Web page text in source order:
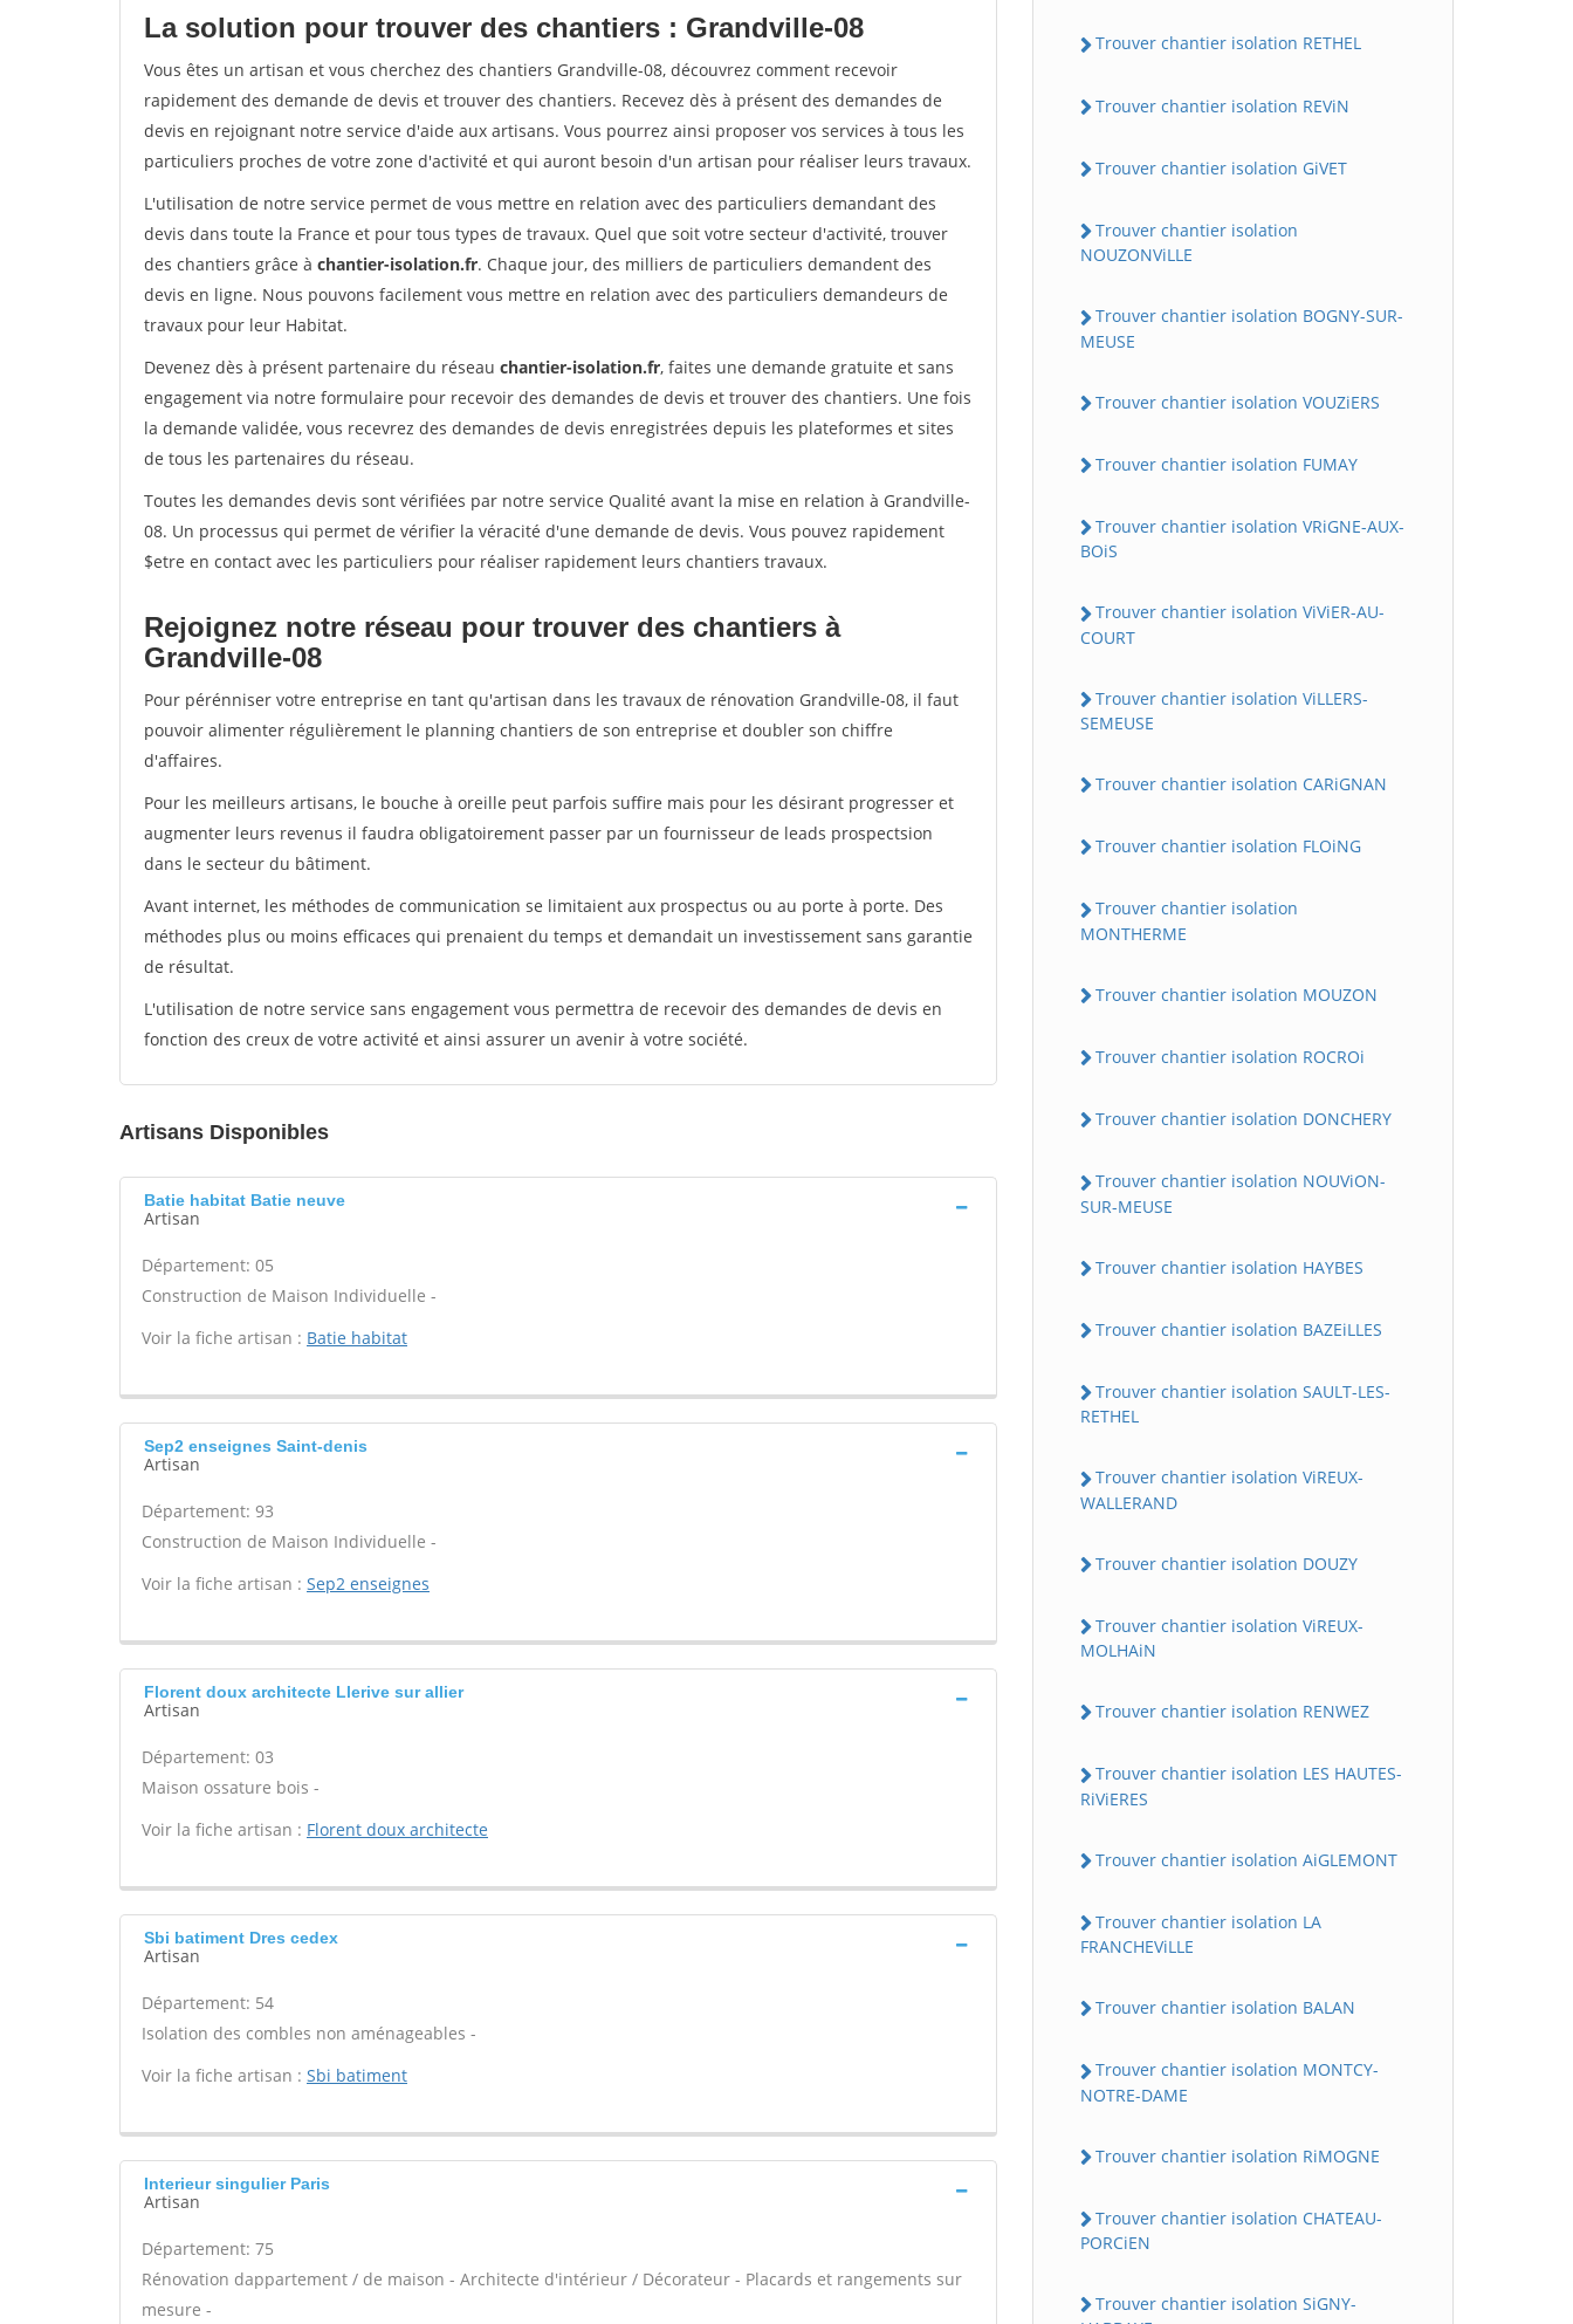
La solution pour trouver des chantiers : Grandville-08
Vous êtes un artisan et vous cherchez des chantiers Grandville-08, découvrez comment recevoir
rapidement des demande de devis et trouver des chantiers. Recevez dès à présent des demandes de
devis en rejoignant notre service d'aide aux artisans. Vous pourrez ainsi proposer vos services à tous les
particuliers proches de votre zone d'activité et qui auront besoin d'un artisan pour réaliser leurs travaux.
L'utilisation de notre service permet de vous mettre en relation avec des particuliers demandant des
devis dans toute la France et pour tous types de travaux. Quel que soit votre secteur d'activité, trouver
des chantiers grâce à chantier-isolation.fr. Chaque jour, des milliers de particuliers demandent des
devis en ligne. Nous pouvons facilement vous mettre en relation avec des particuliers demandeurs de
travaux pour leur Habitat.
Devenez dès à présent partenaire du réseau chantier-isolation.fr, faites une demande gratuite et sans
engagement via notre formulaire pour recevoir des demandes de devis et trouver des chantiers. Une fois
la demande validée, vous recevrez des demandes de devis enregistrées depuis les plateformes et sites
de tous les partenaires du réseau.
Toutes les demandes devis sont vérifiées par notre service Qualité avant la mise en relation à Grandville-
08. Un processus qui permet de vérifier la véracité d'une demande de devis. Vous pouvez rapidement
$etre en contact avec les particuliers pour réaliser rapidement leurs chantiers travaux.
Rejoignez notre réseau pour trouver des chantiers à
Grandville-08
Pour pérénniser votre entreprise en tant qu'artisan dans les travaux de rénovation Grandville-08, il faut
pouvoir alimenter régulièrement le planning chantiers de son entreprise et doubler son chiffre
d'affaires.
Pour les meilleurs artisans, le bouche à oreille peut parfois suffire mais pour les désirant progresser et
augmenter leurs revenus il faudra obligatoirement passer par un fournisseur de leads prospectsion
dans le secteur du bâtiment.
Avant internet, les méthodes de communication se limitaient aux prospectus ou au porte à porte. Des
méthodes plus ou moins efficaces qui prenaient du temps et demandait un investissement sans garantie
de résultat.
L'utilisation de notre service sans engagement vous permettra de recevoir des demandes de devis en
fonction des creux de votre activité et ainsi assurer un avenir à votre société.
Artisans Disponibles
Batie habitat Batie neuve
Artisan
Département: 05
Construction de Maison Individuelle -
Voir la fiche artisan : Batie habitat
Sep2 enseignes Saint-denis
Artisan
Département: 93
Construction de Maison Individuelle -
Voir la fiche artisan : Sep2 enseignes
Florent doux architecte Llerive sur allier
Artisan
Département: 03
Maison ossature bois -
Voir la fiche artisan : Florent doux architecte
Sbi batiment Dres cedex
Artisan
Département: 54
Isolation des combles non aménageables -
Voir la fiche artisan : Sbi batiment
Interieur singulier Paris
Artisan
Département: 75
Rénovation dappartement / de maison - Architecte d'intérieur / Décorateur - Placards et rangements sur
mesure -
Trouver chantier isolation RETHEL
Trouver chantier isolation REViN
Trouver chantier isolation GiVET
Trouver chantier isolation
NOUZONViLLE
Trouver chantier isolation BOGNY-SUR-
MEUSE
Trouver chantier isolation VOUZiERS
Trouver chantier isolation FUMAY
Trouver chantier isolation VRiGNE-AUX-
BOiS
Trouver chantier isolation ViViER-AU-
COURT
Trouver chantier isolation ViLLERS-
SEMEUSE
Trouver chantier isolation CARiGNAN
Trouver chantier isolation FLOiNG
Trouver chantier isolation
MONTHERME
Trouver chantier isolation MOUZON
Trouver chantier isolation ROCROi
Trouver chantier isolation DONCHERY
Trouver chantier isolation NOUViON-
SUR-MEUSE
Trouver chantier isolation HAYBES
Trouver chantier isolation BAZEiLLES
Trouver chantier isolation SAULT-LES-
RETHEL
Trouver chantier isolation ViREUX-
WALLERAND
Trouver chantier isolation DOUZY
Trouver chantier isolation ViREUX-
MOLHAiN
Trouver chantier isolation RENWEZ
Trouver chantier isolation LES HAUTES-
RiViERES
Trouver chantier isolation AiGLEMONT
Trouver chantier isolation LA
FRANCHEViLLE
Trouver chantier isolation BALAN
Trouver chantier isolation MONTCY-
NOTRE-DAME
Trouver chantier isolation RiMOGNE
Trouver chantier isolation CHATEAU-
PORCiEN
Trouver chantier isolation SiGNY-